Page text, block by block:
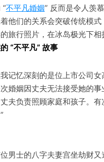
“不平凡婚姻” 反而是令人羡
他们的关系会突破传统模
旅行照片，在冰岛极光下
“不平凡” 故事
记忆深刻的是位上市公司
婚姻因丈夫无法接受她的
夫负责照顾家庭和孩子。
男士的八字夫妻宫坐劫财